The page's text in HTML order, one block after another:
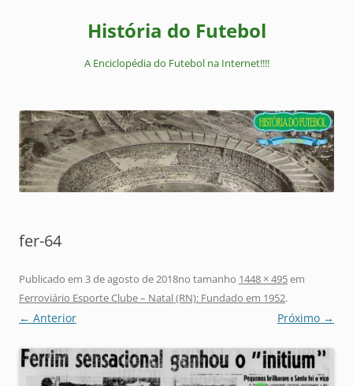
História do Futebol
A Enciclopédia do Futebol na Internet!!!!
fer-64
Publicado em 3 de agosto de 2018no tamanho 1448 × 495em
Ferroviário Esporte Clube – Natal (RN): Fundado em 1952.
← Anterior Próximo →